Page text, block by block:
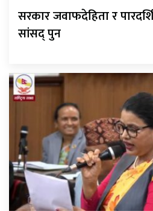
सरकार जवाफदेहिता र
सांसद् पुन